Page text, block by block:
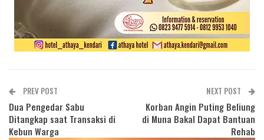
PREV POST
Dua Pengedar Sabu
Ditangkap saat Transaksi di
Kebun Warga
NEXT POST
Korban Angin Puting Beliung
di Muna Bakal Dapat Bantuan
Rehab